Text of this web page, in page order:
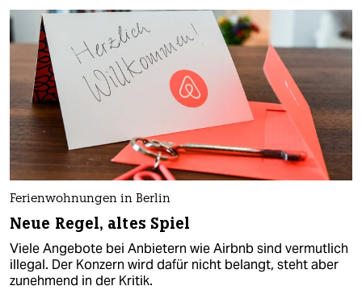
Ferienwohnungen in Berlin
Neue Regel, altes Spiel
Viele Angebote bei Anbietern wie Airbnb sind vermutlich
illegal. Der Konzern wird dafür nicht belangt, steht aber
zunehmend in der Kritik.